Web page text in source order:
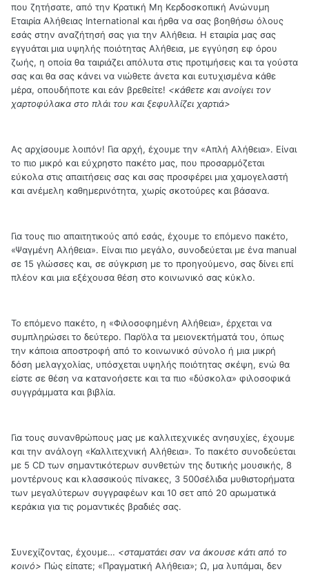
που ζητήσατε, από την Κρατική Μη Κερδοσκοπική Ανώνυμη
Εταιρία Αλήθειας International και ήρθα να σας βοηθήσω όλους
εσάς στην αναζήτησή σας για την Αλήθεια. Η εταιρία μας σας
εγγυάται μια υψηλής ποιότητας Αλήθεια, με εγγύηση εφ όρου
ζωής, η οποία θα ταιριάζει απόλυτα στις προτιμήσεις και τα γούστα
σας και θα σας κάνει να νιώθετε άνετα και ευτυχισμένα κάθε
μέρα, οπουδήποτε και εάν βρεθείτε! <κάθετε και ανοίγει τον
χαρτοφύλακα στο πλάι του και ξεφυλλίζει χαρτιά>
Ας αρχίσουμε λοιπόν! Για αρχή, έχουμε την «Απλή Αλήθεια». Είναι
το πιο μικρό και εύχρηστο πακέτο μας, που προσαρμόζεται
εύκολα στις απαιτήσεις σας και σας προσφέρει μια χαμογελαστή
και ανέμελη καθημερινότητα, χωρίς σκοτούρες και βάσανα.
Για τους πιο απαιτητικούς από εσάς, έχουμε το επόμενο πακέτο,
«Ψαγμένη Αλήθεια». Είναι πιο μεγάλο, συνοδεύεται με ένα manual
σε 15 γλώσσες και, σε σύγκριση με το προηγούμενο, σας δίνει επί
πλέον και μια εξέχουσα θέση στο κοινωνικό σας κύκλο.
Το επόμενο πακέτο, η «Φιλοσοφημένη Αλήθεια», έρχεται να
συμπληρώσει το δεύτερο. Παρ’όλα τα μειονεκτήματά του, όπως
την κάποια αποστροφή από το κοινωνικό σύνολο ή μια μικρή
δόση μελαγχολίας, υπόσχεται υψηλής ποιότητας σκέψη, ενώ θα
είστε σε θέση να κατανοήσετε και τα πιο «δύσκολα» φιλοσοφικά
συγγράμματα και βιβλία.
Για τους συνανθρώπους μας με καλλιτεχνικές ανησυχίες, έχουμε
και την ανάλογη «Καλλιτεχνική Αλήθεια». Το πακέτο συνοδεύεται
με 5 CD των σημαντικότερων συνθετών της δυτικής μουσικής, 8
μοντέρνους και κλασσικούς πίνακες, 3 500σέλιδα μυθιστορήματα
των μεγαλύτερων συγγραφέων και 10 σετ από 20 αρωματικά
κεράκια για τις ρομαντικές βραδιές σας.
Συνεχίζοντας, έχουμε… <σταματάει σαν να άκουσε κάτι από το
κοινό> Πώς είπατε; «Πραγματική Αλήθεια»; Ω, μα λυπάμαι, δεν